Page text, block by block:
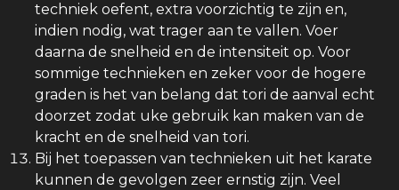
techniek oefent, extra voorzichtig te zijn en,
indien nodig, wat trager aan te vallen. Voer
daarna de snelheid en de intensiteit op. Voor
sommige technieken en zeker voor de hogere
graden is het van belang dat tori de aanval echt
doorzet zodat uke gebruik kan maken van de
kracht en de snelheid van tori.
Bij het toepassen van technieken uit het karate
kunnen de gevolgen zeer ernstig zijn. Veel